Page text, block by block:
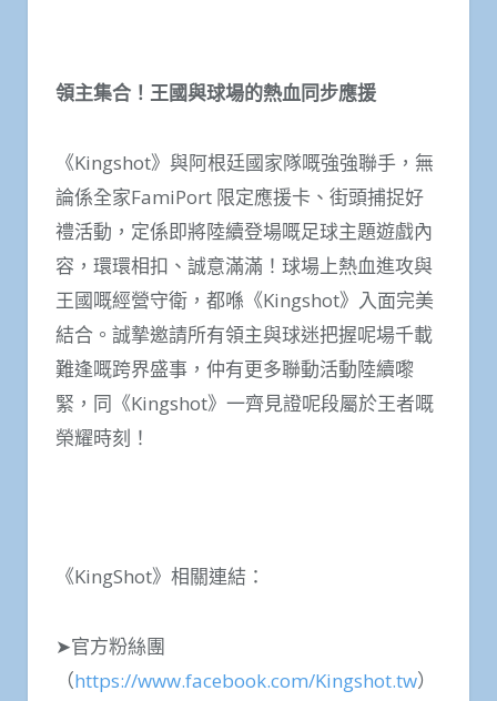
領主集合！王國與球場的熱血同步應援
《Kingshot》與阿根廷國家隊嘅強強聯手，無
論係全家FamiPort 限定應援卡、街頭捕捉好
禮活動，定係即將陸續登場嘅足球主題遊戲內
容，環環相扣、誠意滿滿！球場上熱血進攻與
王國嘅經營守衛，都喺《Kingshot》入面完美
結合。誠摯邀請所有領主與球迷把握呢場千載
難逢嘅跨界盛事，仲有更多聯動活動陸續嚟
緊，同《Kingshot》一齊見證呢段屬於王者嘅
榮耀時刻！
《KingShot》相關連結：
➤官方粉絲團
（https://www.facebook.com/Kingshot.tw）